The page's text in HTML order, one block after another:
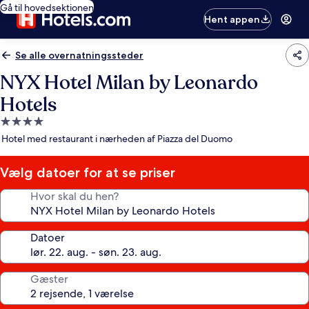
Gå til hovedsektionen
Hent appen
Se alle overnatningssteder
NYX Hotel Milan by Leonardo
Hotels
4.0-
stjernet
Hotel med restaurant i nærheden af Piazza del Duomo
Vælg datoer for at se priser
Hvor skal du hen?
Datoer
Gæster